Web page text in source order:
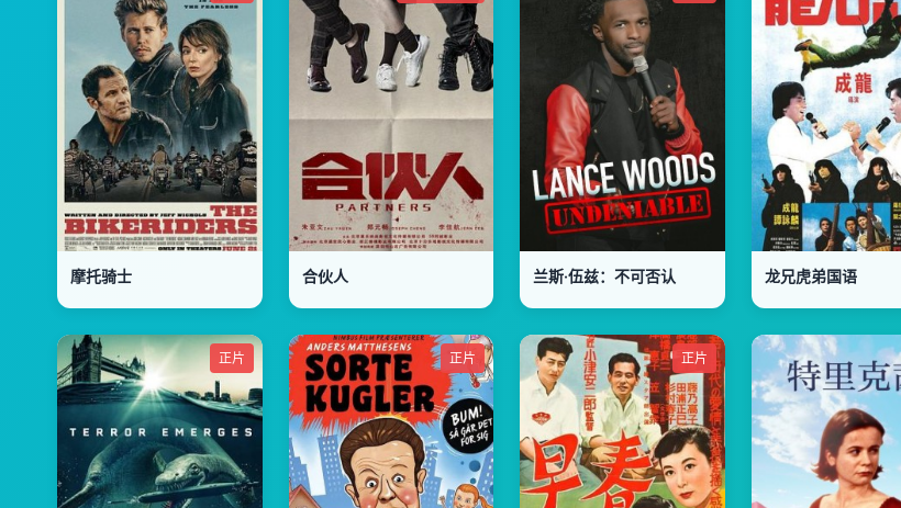
摩托骑士 合伙人 兰斯·伍兹：不可否认 龙兄虎弟国语
正片 正片 正片